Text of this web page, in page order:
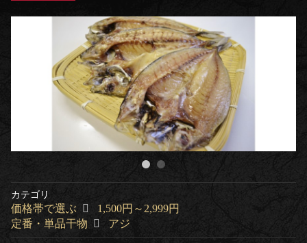
カテゴリ
価格帯で選ぶ
1,500円～2,999円
定番・単品干物
アジ